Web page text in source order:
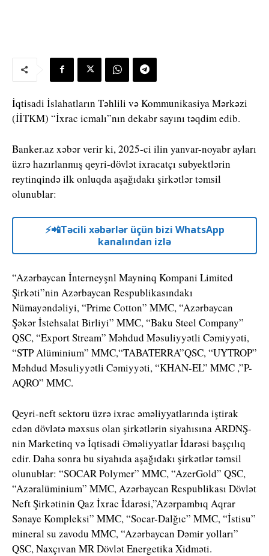
İqtisadi İslahatların Təhlili və Kommunikasiya Mərkəzi
(İİTKM) “İxrac icmalı”nın dekabr sayını təqdim edib.
Banker.az xəbər verir ki, 2025-ci ilin yanvar-noyabr ayları
üzrə hazırlanmış qeyri-dövlət ixracatçı subyektlərin
reytinqində ilk onluqda aşağıdakı şirkətlər təmsil
olunublar:
⚡️📲Təcili xəbərlər üçün bizi WhatsApp
kanalından izlə
“Azərbaycan İnterneyşnl Mayninq Kompani Limited
Şirkəti”nin Azərbaycan Respublikasındakı
Nümayəndəliyi, “Prime Cotton” MMC, “Azərbaycan
Şəkər İstehsalat Birliyi” MMC, “Baku Steel Company”
QSC, “Export Stream” Məhdud Məsuliyyətli Cəmiyyəti,
“STP Alüminium” MMC,“TABATERRA”QSC, “UYTROP”
Məhdud Məsuliyyətli Cəmiyyəti, “KHAN-EL” MMC ,”P-
AQRO” MMC.
Qeyri-neft sektoru üzrə ixrac əməliyyatlarında iştirak
edən dövlətə məxsus olan şirkətlərin siyahısına ARDNŞ-
nin Marketinq və İqtisadi Əməliyyatlar İdarəsi başçılıq
edir. Daha sonra bu siyahıda aşağıdakı şirkətlər təmsil
olunublar: “SOCAR Polymer” MMC, “AzerGold” QSC,
“Azəralüminium” MMC, Azərbaycan Respublikası Dövlət
Neft Şirkətinin Qaz İxrac İdarəsi,”Azərpambıq Aqrar
Sənaye Kompleksi” MMC, “Socar-Dalğıc” MMC, “İstisu”
mineral su zavodu MMC, “Azərbaycan Dəmir yolları”
QSC, Naxçıvan MR Dövlət Energetika Xidməti.